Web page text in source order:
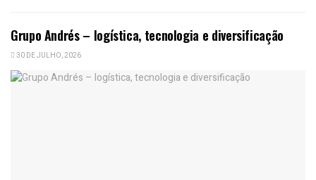
Grupo Andrés – logística, tecnologia e diversificação
30 DE JULHO, 2026